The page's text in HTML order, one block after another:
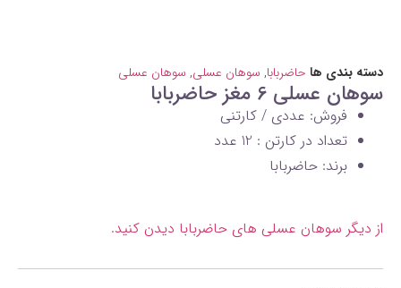
دسته بندی ها حاضربابا, سوهان عسلی, سوهان عسلی
سوهان عسلی 6 مغز حاضربابا
فروش: عددی / کارتنی
تعداد در کارتن : 12 عدد
برند: حاضربابا
از دیگر سوهان عسلی های حاضربابا دیدن کنید.